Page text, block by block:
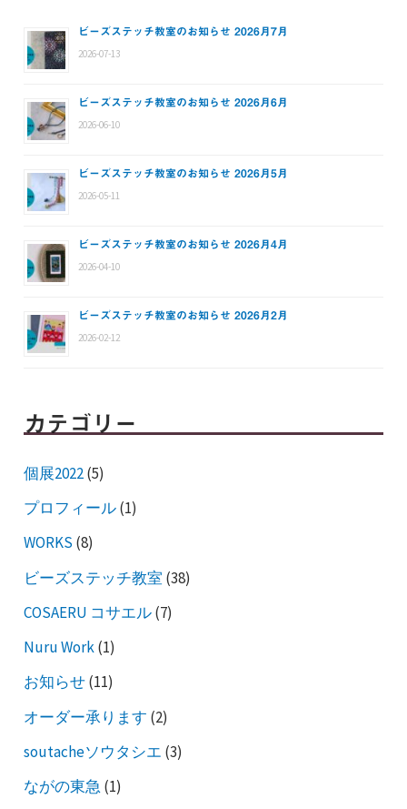
ビーズステッチ教室のお知らせ 2026月7月
2026-07-13
ビーズステッチ教室のお知らせ 2026月6月
2026-06-10
ビーズステッチ教室のお知らせ 2026月5月
2026-05-11
ビーズステッチ教室のお知らせ 2026月4月
2026-04-10
ビーズステッチ教室のお知らせ 2026月2月
2026-02-12
カテゴリー
個展2022(5)
プロフィール(1)
WORKS (8)
ビーズステッチ教室 (38)
COSAERU コサエル(7)
Nuru Work(1)
お知らせ(11)
オーダー承ります (2)
soutacheソウタシエ (3)
ながの東急 (1)